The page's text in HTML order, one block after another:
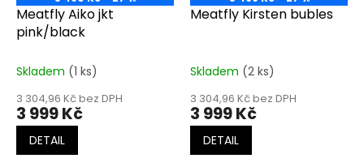
Meatfly Aiko jkt
pink/black
Skladem (1 ks)
3 304,96 Kč bez DPH
3 999 Kč
DETAIL
Meatfly Kirsten bubles
Skladem (2 ks)
3 304,96 Kč bez DPH
3 999 Kč
DETAIL